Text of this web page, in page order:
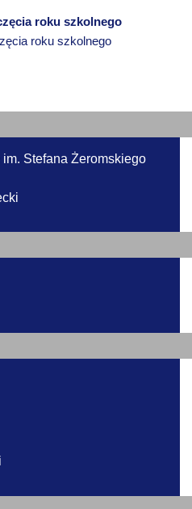
roku szkolnego
roku szkolnego
im. Stefana Żeromskiego